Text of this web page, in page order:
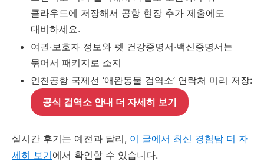
클라우드에 저장해서 공항 현장 추가 제출에도
대비하세요.
여권·보호자 정보와 펫 건강증명서·백신증명서는
묶어서 패키지로 소지
인천공항 국제선 ‘애완동물 검역소’ 연락처 미리 저장:
공식 검역소 안내 더 자세히 보기
실시간 후기는 예전과 달리, 이 글에서 최신 경험담 더 자
세히 보기에서 확인할 수 있습니다.